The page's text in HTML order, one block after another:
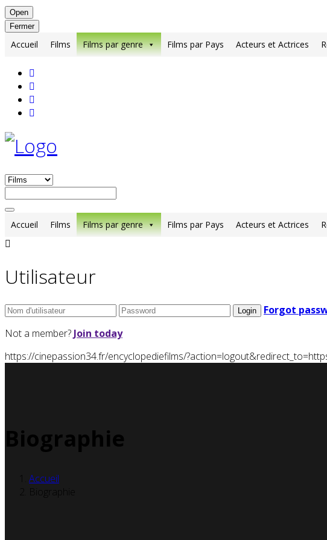
Open
Fermer
Accueil Films Films par genre Films par Pays Acteurs et Actrices
Accueil Films Films par genre Films par Pays Acteurs et Actrices
Utilisateur
Forgot
Not a member? Join today
https://cinepassion34.fr/encyclopediefilms/
Biographie
Accueil
Biographie